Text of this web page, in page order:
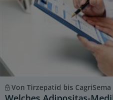
Von Tirzepatid bis CagriSema